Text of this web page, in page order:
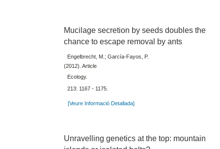
Mucilage secretion by seeds doubles the
chance to escape removal by ants
Engelbrecht, M.; García-Fayos, P.
(2012). Article
Ecology.
213: 1167 - 1175.
[Veure Informació Detallada]
Unravelling genetics at the top: mountain